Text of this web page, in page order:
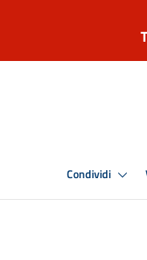
Condividi